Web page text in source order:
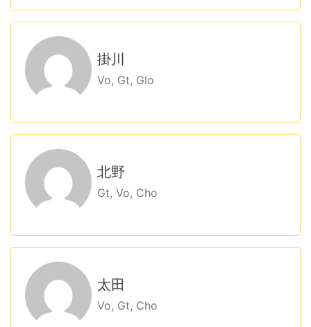
掛川
Vo, Gt, Glo
北野
Gt, Vo, Cho
太田
Vo, Gt, Cho